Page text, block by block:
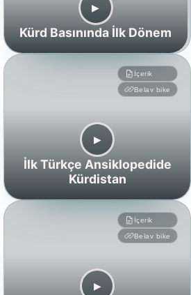
▶︎
Kürd Basınında İlk Dönem
İçerik
Belav bike
▶︎
İlk Türkçe Ansiklopedide
Kürdistan
İçerik
Belav bike
▶︎